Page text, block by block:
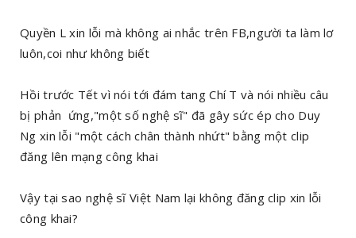
Quyền L xin lỗi mà không ai nhắc trên FB,người ta làm lơ
luôn,coi như không biết
Hồi trước Tết vì nói tới đám tang Chí T và nói nhiều câu
bị phản ứng,"một số nghệ sĩ" đã gây sức ép cho Duy
Ng xin lỗi "một cách chân thành nhứt" bằng một clip
đăng lên mạng công khai
Vậy tại sao nghệ sĩ Việt Nam lại không đăng clip xin lỗi
công khai?